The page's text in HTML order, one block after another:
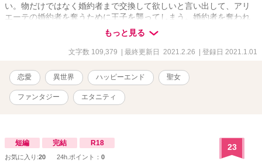
い。物だけではなく婚約者まで交換して欲しいと言い出して、アリ
エーテの婚約者を奪うために王子を襲ってしまう。婚約者を奪われ
たアリエーテは何もかも嫌になり由香にすべてを委ねた。由香はこ
れからはプリュームに何も奪われないように気をつけ、アリエーテ
を守り、美しく飾る。ドレスは自らデザインし、聖女の証を美しく
ーテを裏切ってしまった事を悔やみ心の病に……由香とアリエーテ
は一つの身体で分業する。聖女として生きるアリエーテと洋服屋で
デザイナーとして働く由香。聖女様にデザインされた洋服はよく売
れて評判になるが……。聖女として生きるアリエーテを支える由香
もっと見る
文字数 109,379 | 最終更新日 2021.2.26 | 登録日 2021.1.01
恋愛 異世界 ハッピーエンド 聖女
ファンタジー エタニティ
短編 完結 R18
お気に入り:20 24h.ポイント： 0
23